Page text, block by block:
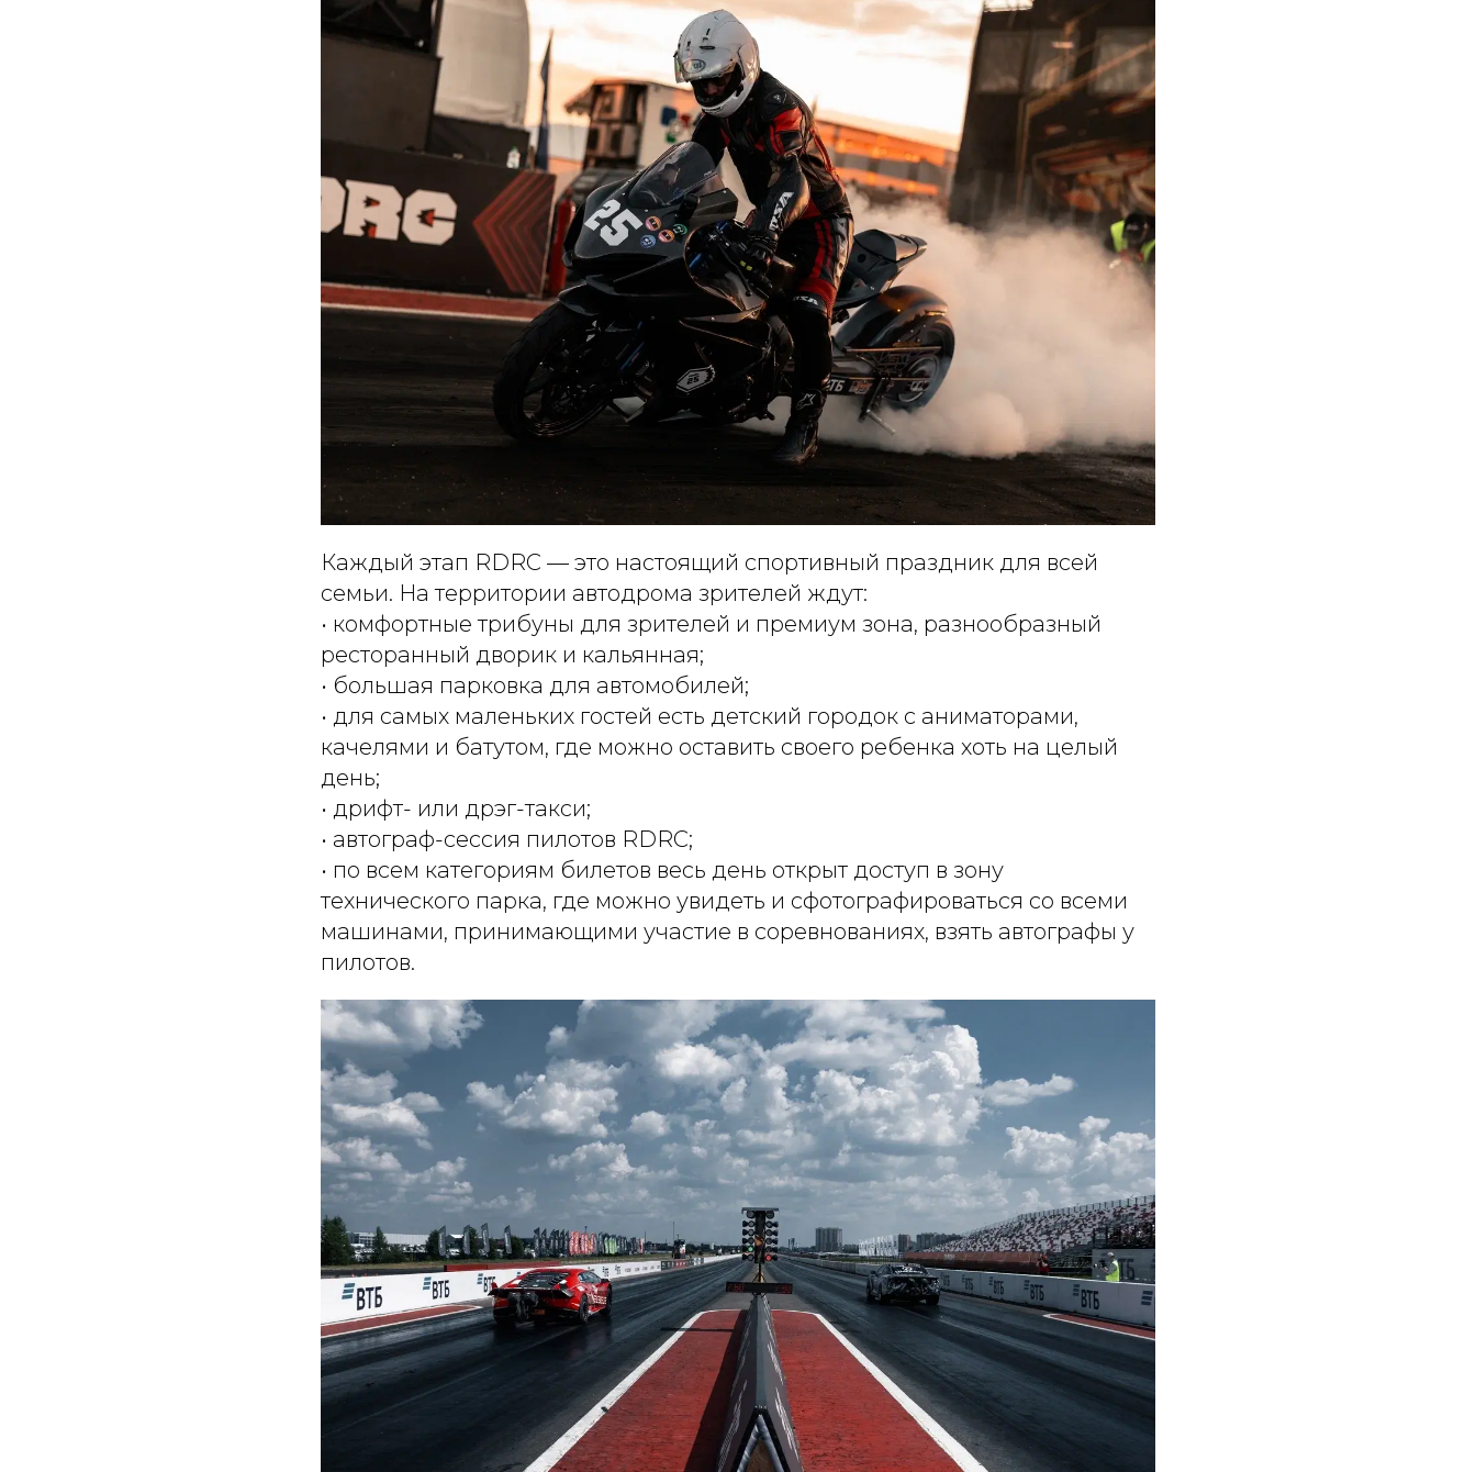
Каждый этап RDRC — это настоящий спортивный праздник для всей
семьи. На территории автодрома зрителей ждут:
• комфортные трибуны для зрителей и премиум зона, разнообразный
ресторанный дворик и кальянная;
• большая парковка для автомобилей;
• для самых маленьких гостей есть детский городок с аниматорами,
качелями и батутом, где можно оставить своего ребенка хоть на целый
день;
• дрифт- или дрэг-такси;
• автограф-сессия пилотов RDRC;
• по всем категориям билетов весь день открыт доступ в зону
технического парка, где можно увидеть и сфотографироваться со всеми
машинами, принимающими участие в соревнованиях, взять автографы у
пилотов.